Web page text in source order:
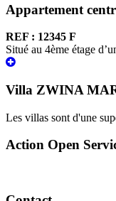
Appartement
REF : 12345 F
Situé au 4ème étage
Villa ZWINA
Les villas sont d'une
Action Open